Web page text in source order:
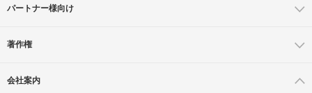
パートナー様向け
著作権
会社案内